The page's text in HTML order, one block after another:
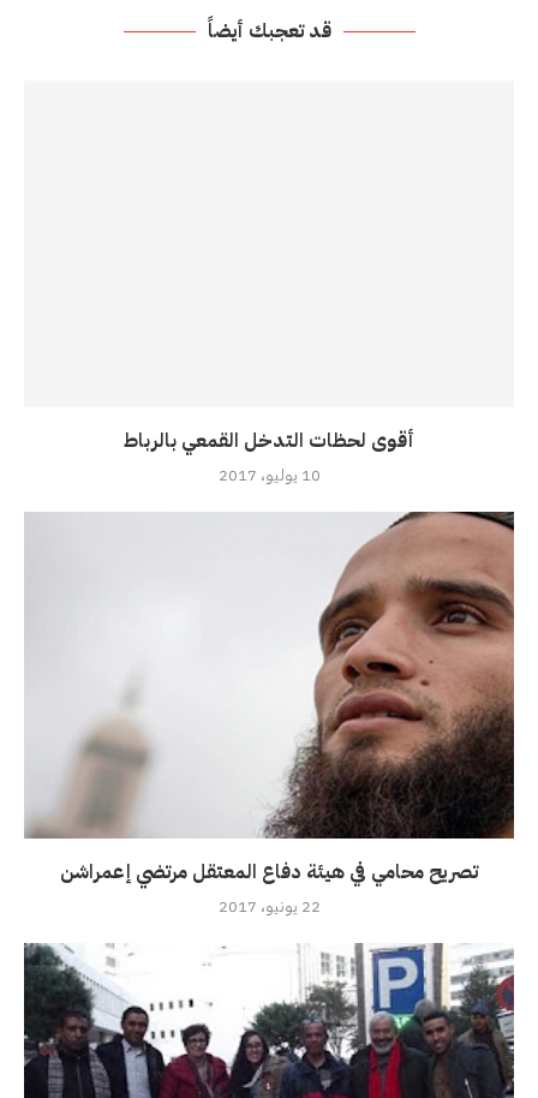
قد تعجبك أيضاً
أقوى لحظات التدخل القمعي بالرباط
10 يوليو، 2017
تصريح محامي في هيئة دفاع المعتقل مرتضي إعمراشن
22 يونيو، 2017